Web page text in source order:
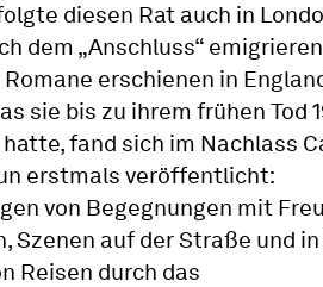
diesen Rat auch in
dem „Anschluss“ emigrieren
erschienen in
sie bis zu ihrem frühen Tod
fand sich im Nachlass
erstmals veröffentlicht:
von Begegnungen mit
Szenen auf der Straße und in
Reisen durch das